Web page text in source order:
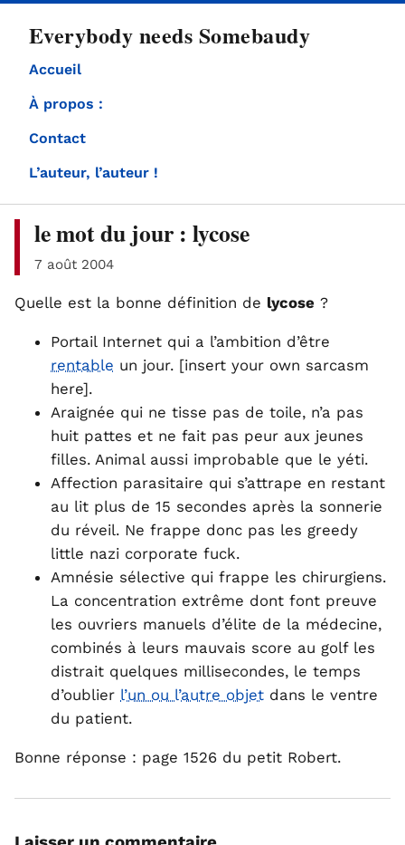
Everybody needs Somebaudy
Accueil
À propos :
Contact
L’auteur, l’auteur !
le mot du jour : lycose
7 août 2004
Quelle est la bonne définition de lycose ?
Portail Internet qui a l’ambition d’être
rentable un jour. [insert your own sarcasm
here].
Araignée qui ne tisse pas de toile, n’a pas
huit pattes et ne fait pas peur aux jeunes
filles. Animal aussi improbable que le yéti.
Affection parasitaire qui s’attrape en restant
au lit plus de 15 secondes après la sonnerie
du réveil. Ne frappe donc pas les greedy
little nazi corporate fuck.
Amnésie sélective qui frappe les chirurgiens.
La concentration extrême dont font preuve
les ouvriers manuels d’élite de la médecine,
combinés à leurs mauvais score au golf les
distrait quelques millisecondes, le temps
d’oublier l’un ou l’autre objet dans le ventre
du patient.
Bonne réponse : page 1526 du petit Robert.